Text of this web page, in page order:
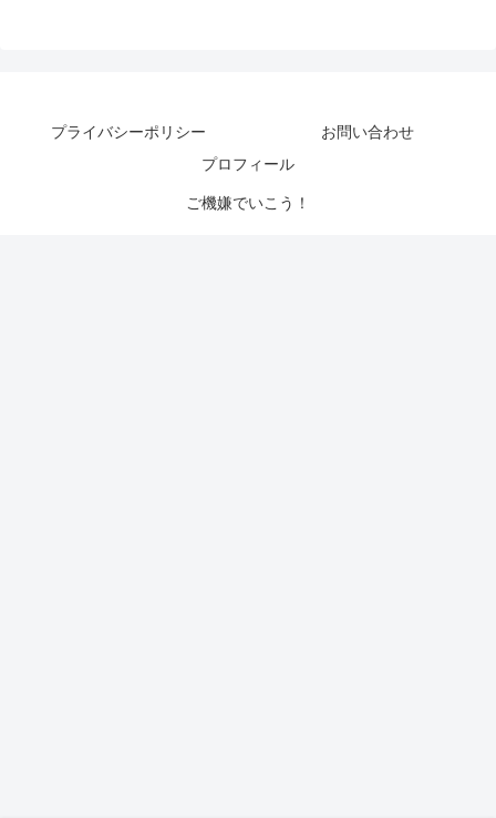
プライバシーポリシー
お問い合わせ
プロフィール
ご機嫌でいこう！